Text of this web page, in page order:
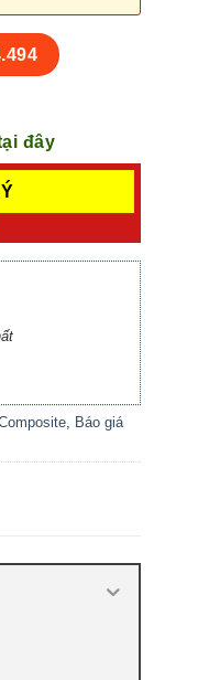
đây
Báo giá
,Cửa nhựa